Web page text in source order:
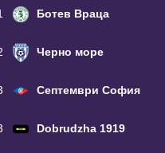
Ботев Враца
Черно море
Септември София
Dobrudzha 1919